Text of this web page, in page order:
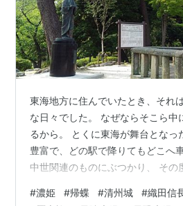
東海地方に住んでいたとき、それ
な日々でした。 なぜならそこら中
るから。 とくに東海が舞台となっ
豊富で、どの駅で降りてもどこへ
中世関連のものにぶつかり、 その
な趣味の一環として撮りだめた写
#濃姫 #帰蝶 #清州城 #織田信